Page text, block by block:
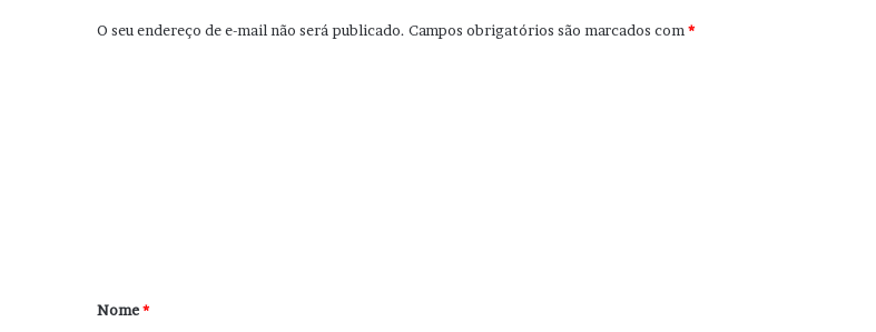
O seu endereço de e-mail não será publicado. Campos obrigatórios são marcados com*
r
Nome*